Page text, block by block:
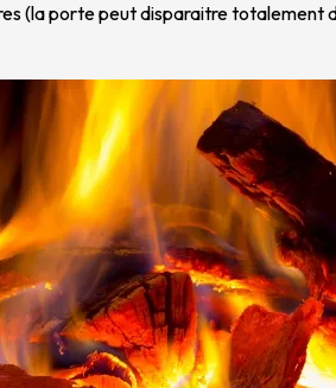
(la porte peut disparaitre totalement